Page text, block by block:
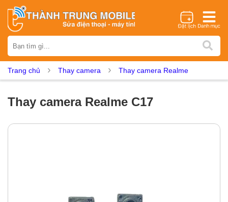
iPhone Samsung Oppo Xiaomi Realme Vivo
Vsmart Nokia
Màn hình iPhone Màn hình Samsung
Trang chủ Thay camera Thay camera Realme
Thay camera Realme C17